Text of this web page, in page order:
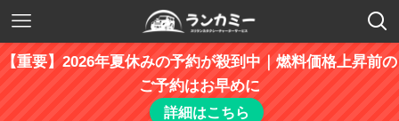
【重要】2026年夏休みの予約が殺到中｜燃料価格上昇前の
ご予約はお早めに
詳細はこちら